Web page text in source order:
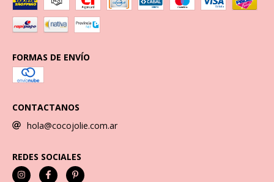
FORMAS DE ENVÍO
CONTACTANOS
hola@cocojolie.com.ar
REDES SOCIALES